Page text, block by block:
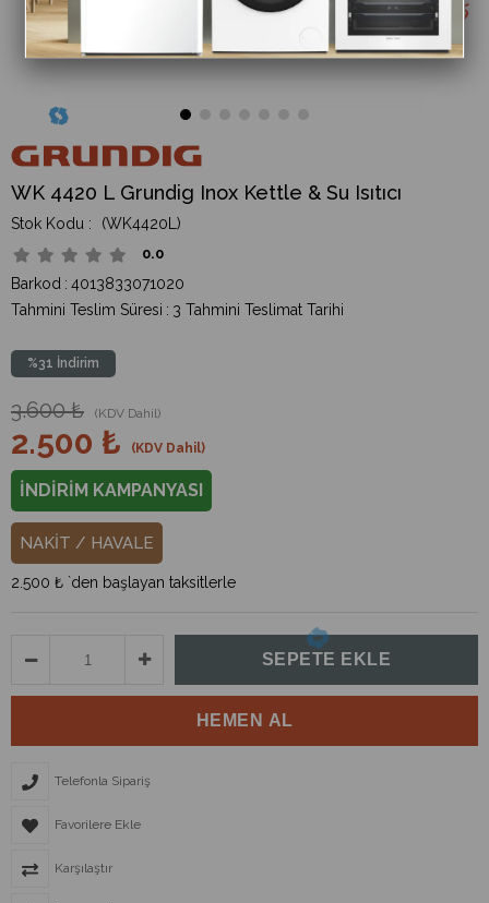
WK 4420 L Grundig Inox Kettle & Su Isıtıcı
(WK4420L)
0.0
Barkod : 4013833071020
Tahmini Teslim Süresi : 3 Tahmini Teslimat Tarihi
%31 İndirim
3.600 ₺ (KDV Dahil)
2.500 ₺ (KDV Dahil)
İNDİRİM KAMPANYASI
NAKİT / HAVALE
2.500 ₺ `den başlayan taksitlerle
Telefonla Sipariş
Favorilere Ekle
Karşılaştır